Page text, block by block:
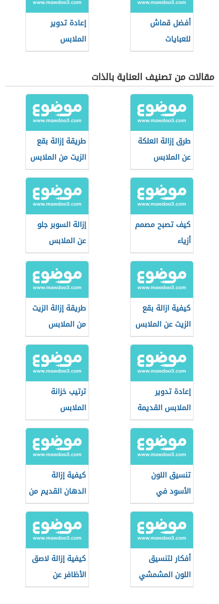
أفضل قماش
للعبايات
إعادة تدوير
الملابس
مقالات من تصنيف العناية بالذات
طرق إزالة العلكة
عن الملابس
طريقة إزالة بقع
الزيت من الملابس
كيف تصبح مصمم
أزياء
إزالة السوبر جلو
عن الملابس
كيفية ازالة بقع
الزيت عن الملابس
طريقة إزالة الزيت
من الملابس
إعادة تدوير
الملابس القديمة
ترتيب خزانة
الملابس
تنسيق اللون
الأسود في
الملابس للرجال
كيفية إزالة
الدهان القديم من
الملابس
أفكار لتنسيق
اللون المشمشي
الفاتح للمحجبات
كيفية إزالة لاصق
الأظافر عن
الملابس